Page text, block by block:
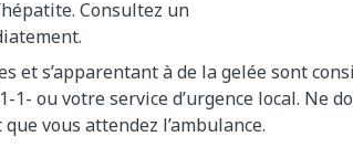
Consultez un
et s’apparentant à de la gelée sont
1- ou votre service d’urgence local. Ne
vous attendez l’ambulance.